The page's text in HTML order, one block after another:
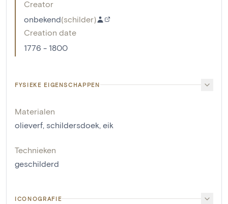
Creator
onbekend(schilder)
Creation date
1776 - 1800
FYSIEKE EIGENSCHAPPEN
Materialen
olieverf schildersdoek eik
Technieken
geschilderd
ICONOGRAFIE